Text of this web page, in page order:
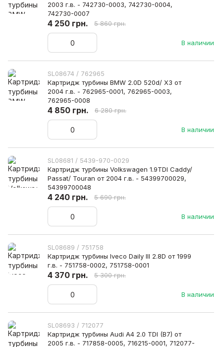
2003 г.в. - 742730-0003, 742730-0004,
742730-0007
В наличии
4 250 грн. 5 860 грн.
SL08674 / 762965
Картридж турбины BMW 2.0D 520d/ X3 от
2004 г.в. - 762965-0001, 762965-0003,
762965-0008
В наличии
4 850 грн. 6 280 грн.
SL08681 / 5439-970-0029
Картридж турбины Volkswagen 1.9TDI Caddy/
Passat/ Touran от 2004 г.в. - 54399700029,
54399700048
В наличии
4 240 грн. 5 690 грн.
SL08689 / 751758
Картридж турбины Iveco Daily III 2.8D от 1999
г.в. - 751758-0002, 751758-0001
В наличии
4 370 грн. 5 300 грн.
SL08693 / 712077
Картридж турбины Audi A4 2.0 TDI (B7) от
2005 г.в. - 717858-0005, 716215-0001, 712077-